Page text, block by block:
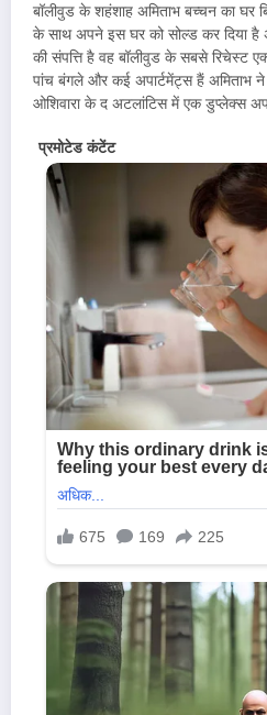
बॉलीवुड के शहंशाह अमिताभ बच्चन का घर
के साथ अपने इस घर को सोल्ड कर दिया है
की संपत्ति है वह बॉलीवुड के सबसे रिचेस्ट
पांच बंगले और कई अपार्टमेंट्स हैं अमिताभ
ओशिवारा के द अटलांटिस में एक डुप्लेक्स